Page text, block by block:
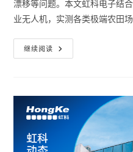
漂移等问题。本文虹科电子结
业无人机，实测各类极端农田
继续阅读